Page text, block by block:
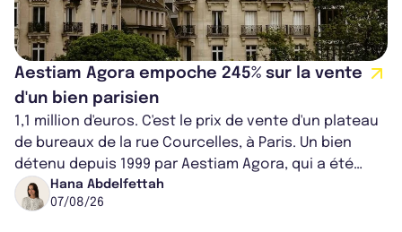
Aestiam Agora empoche 245% sur la vente
d'un bien parisien
1,1 million d'euros. C'est le prix de vente d'un plateau
de bureaux de la rue Courcelles, à Paris. Un bien
détenu depuis 1999 par Aestiam Agora, qui a été
cédé avec une plus-value...
Hana Abdelfettah
07/08/26